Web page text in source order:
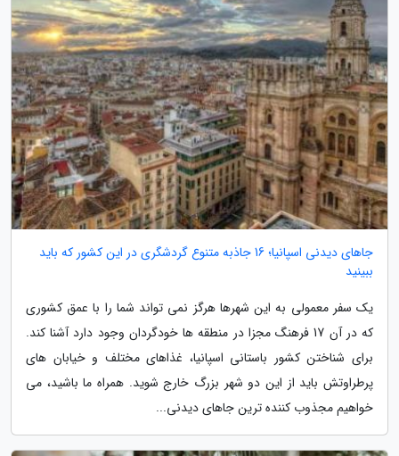
جاهای دیدنی اسپانیا؛ 16 جاذبه متنوع گردشگری در این کشور که باید
ببینید
یک سفر معمولی به این شهرها هرگز نمی تواند شما را با عمق کشوری
که در آن 17 فرهنگ مجزا در منطقه ها خودگردان وجود دارد آشنا کند.
برای شناختن کشور باستانی اسپانیا، غذاهای مختلف و خیابان های
پرطراوتش باید از این دو شهر بزرگ خارج شوید. همراه ما باشید، می
خواهیم مجذوب کننده ترین جاهای دیدنی...